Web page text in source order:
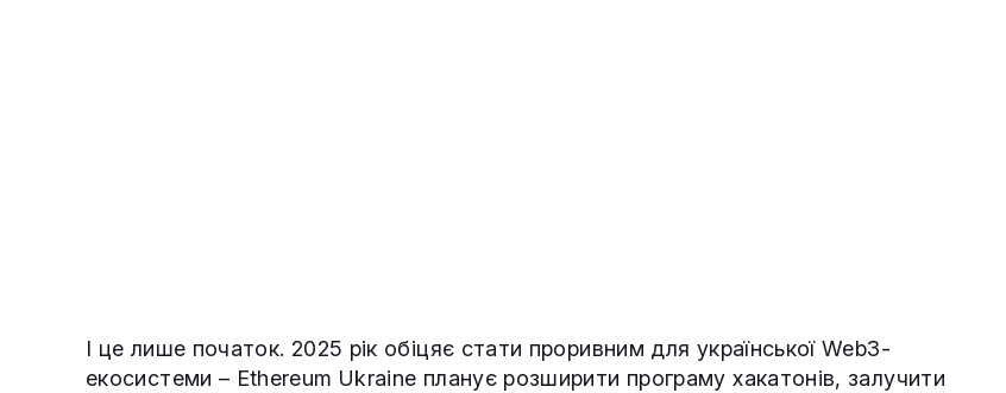
І це лише початок. 2025 рік обіцяє стати проривним для української Web3-
екосистеми – Ethereum Ukraine планує розширити програму хакатонів, залучити